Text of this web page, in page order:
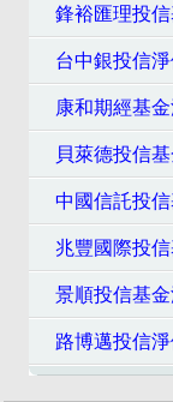
鋒裕匯理投信
台中銀投信淨
康和期經基金
貝萊德投信基
中國信託投信
兆豐國際投信
景順投信基金
路博邁投信淨